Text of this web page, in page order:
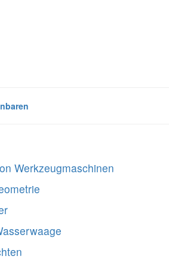
Werkzeugmaschinen